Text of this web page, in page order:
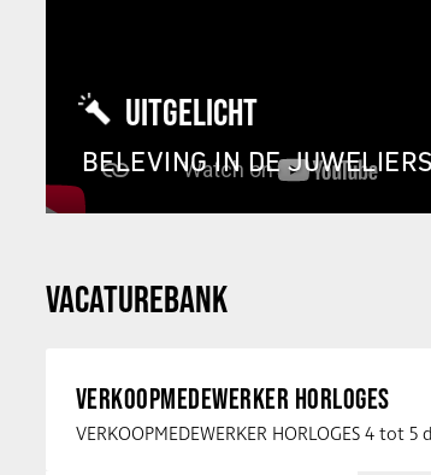
UITGELICHT
BELEVING IN DE
VACATUREBANK
VERKOOPMEDEWERKER HORLOGES